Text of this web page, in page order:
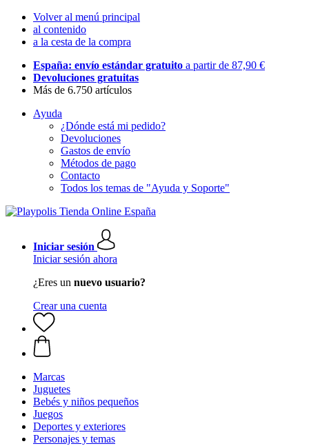
Volver al menú principal
al contenido
a la cesta de la compra
España: envío estándar gratuito a partir de 87,90 €
Devoluciones gratuitas
Más de 6.750 artículos
Ayuda
¿Dónde está mi pedido?
Devoluciones
Gastos de envío
Métodos de pago
Contacto
Todos los temas de "Ayuda y Soporte"
Iniciar sesión
Iniciar sesión ahora
¿Eres un nuevo usuario?
Crear una cuenta
Marcas
Juguetes
Bebés y niños pequeños
Juegos
Deportes y exteriores
Personajes y temas